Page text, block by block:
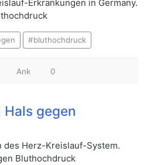
Erkrankungen in Germany.
bluthochdruck
Ank 0
gegen
des Herz-Kreislauf-System.
Bluthochdruck